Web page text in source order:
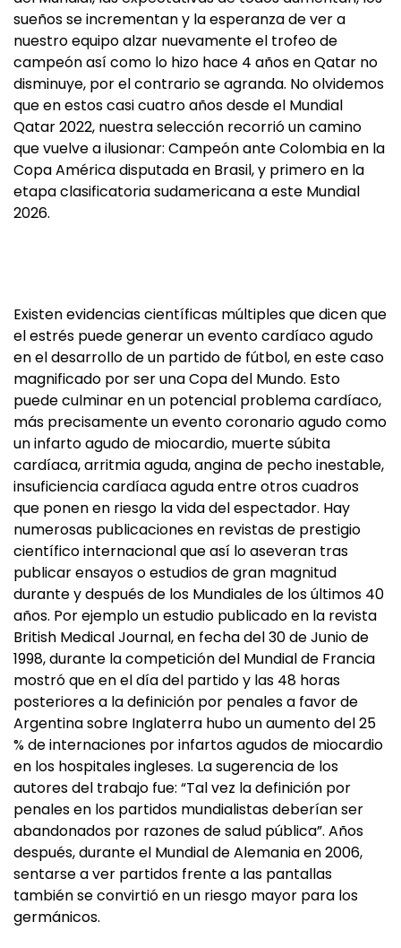
sueños se incrementan y la esperanza de ver a
nuestro equipo alzar nuevamente el trofeo de
campeón así como lo hizo hace 4 años en Qatar no
disminuye, por el contrario se agranda. No olvidemos
que en estos casi cuatro años desde el Mundial
Qatar 2022, nuestra selección recorrió un camino
que vuelve a ilusionar: Campeón ante Colombia en la
Copa América disputada en Brasil, y primero en la
etapa clasificatoria sudamericana a este Mundial
2026.
Existen evidencias científicas múltiples que dicen que
el estrés puede generar un evento cardíaco agudo
en el desarrollo de un partido de fútbol, en este caso
magnificado por ser una Copa del Mundo. Esto
puede culminar en un potencial problema cardíaco,
más precisamente un evento coronario agudo como
un infarto agudo de miocardio, muerte súbita
cardíaca, arritmia aguda, angina de pecho inestable,
insuficiencia cardíaca aguda entre otros cuadros
que ponen en riesgo la vida del espectador. Hay
numerosas publicaciones en revistas de prestigio
científico internacional que así lo aseveran tras
publicar ensayos o estudios de gran magnitud
durante y después de los Mundiales de los últimos 40
años. Por ejemplo un estudio publicado en la revista
British Medical Journal, en fecha del 30 de Junio de
1998, durante la competición del Mundial de Francia
mostró que en el día del partido y las 48 horas
posteriores a la definición por penales a favor de
Argentina sobre Inglaterra hubo un aumento del 25
% de internaciones por infartos agudos de miocardio
en los hospitales ingleses. La sugerencia de los
autores del trabajo fue: “Tal vez la definición por
penales en los partidos mundialistas deberían ser
abandonados por razones de salud pública”. Años
después, durante el Mundial de Alemania en 2006,
sentarse a ver partidos frente a las pantallas
también se convirtió en un riesgo mayor para los
germánicos.